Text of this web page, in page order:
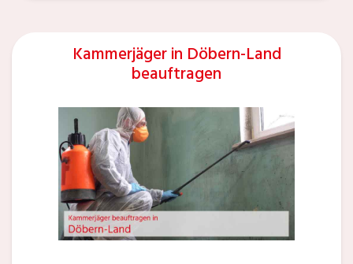
Kammerjäger in Döbern-Land
beauftragen